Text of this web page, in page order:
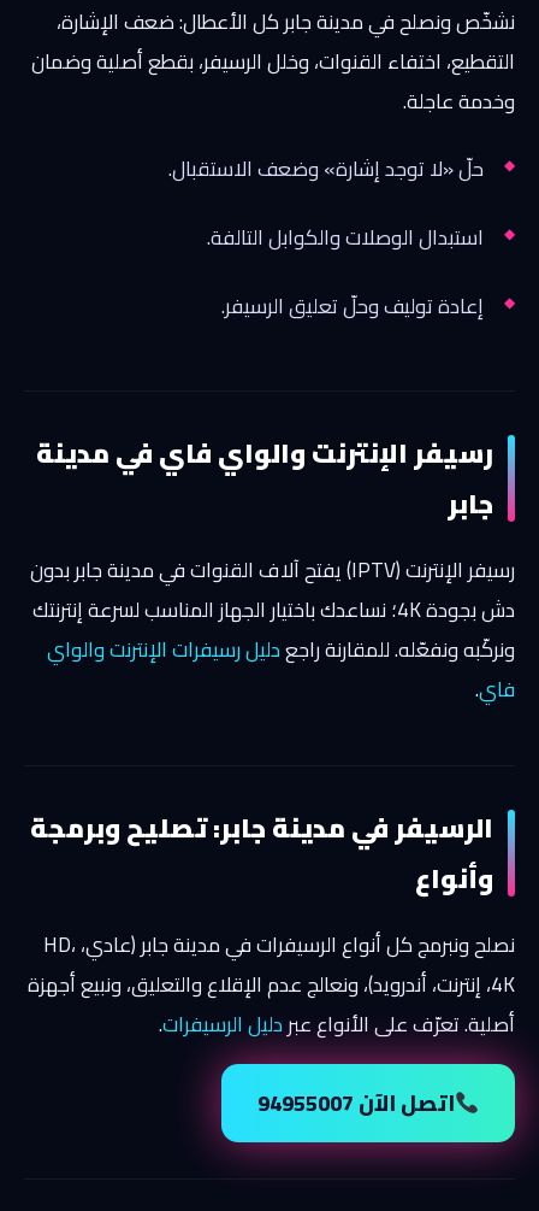
نشخّص ونصلح في مدينة جابر كل الأعطال: ضعف الإشارة،
التقطيع، اختفاء القنوات، وخلل الرسيفر، بقطع أصلية وضمان
وخدمة عاجلة.
حلّ «لا توجد إشارة» وضعف الاستقبال.
استبدال الوصلات والكوابل التالفة.
إعادة توليف وحلّ تعليق الرسيفر.
رسيفر الإنترنت والواي فاي في مدينة
جابر
رسيفر الإنترنت (IPTV) يفتح آلاف القنوات في مدينة جابر بدون
دش بجودة 4K؛ نساعدك باختيار الجهاز المناسب لسرعة إنترنتك
ونركّبه ونفعّله. للمقارنة راجعدليل رسيفرات الإنترنت والواي
فاي.
الرسيفر في مدينة جابر: تصليح وبرمجة
وأنواع
نصلح ونبرمج كل أنواع الرسيفرات في مدينة جابر (عادي، HD،
4K، إنترنت، أندرويد)، ونعالج عدم الإقلاع والتعليق، ونبيع أجهزة
أصلية. تعرّف على الأنواع عبردليل الرسيفرات.
اتصل الآن 94955007